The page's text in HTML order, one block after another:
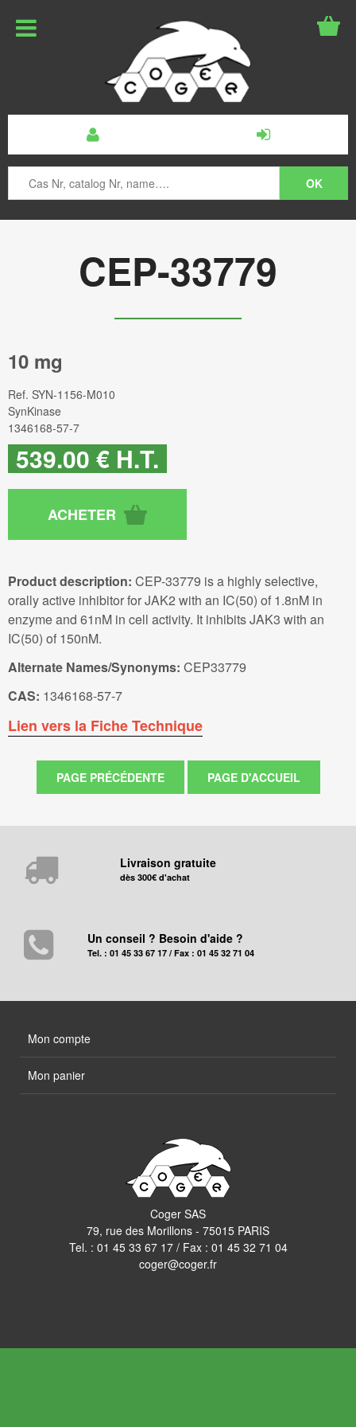
CEP-33779
10 mg
Ref. SYN-1156-M010
SynKinase
1346168-57-7
539.00 € H.T.
Product description: CEP-33779 is a highly selective,
orally active inhibitor for JAK2 with an IC(50) of 1.8nM in
enzyme and 61nM in cell activity. It inhibits JAK3 with an
IC(50) of 150nM.
Alternate Names/Synonyms: CEP33779
CAS: 1346168-57-7
Lien vers la Fiche Technique
Livraison gratuite
dès 300€ d'achat
Un conseil ? Besoin d'aide ?
Tel. : 01 45 33 67 17 / Fax : 01 45 32 71 04
Mon compte
Mon panier
Coger SAS
79, rue des Morillons - 75015 PARIS
Tel. : 01 45 33 67 17/ Fax : 01 45 32 71 04
coger@coger.fr